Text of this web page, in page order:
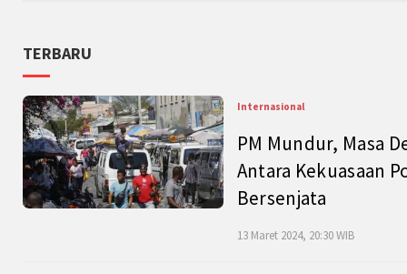
TERBARU
Internasional
PM Mundur, Masa
Antara Kekuasaan
Bersenjata
13 Maret 2024, 20:30 WIB